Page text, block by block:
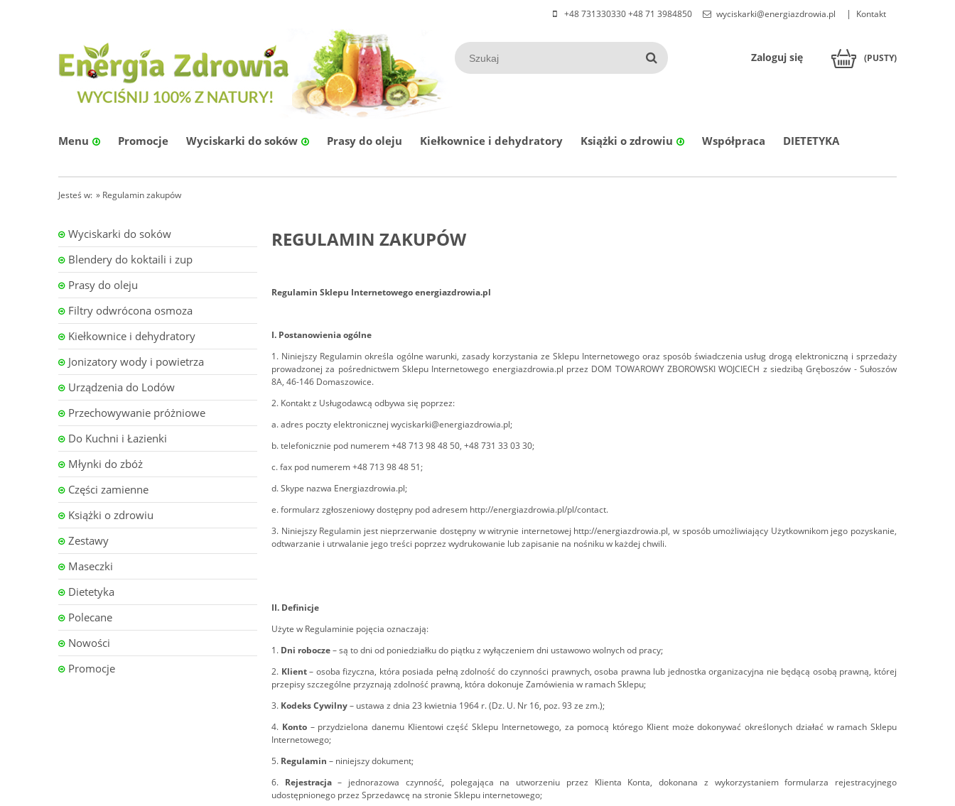
+48 731330330 +48 71 3984850 wyciskarki@energiazdrowia.pl Kontakt
(PUSTY)
Zaloguj się
Menu Promocje Wyciskarki do soków Prasy do oleju Kiełkownice i dehydratory Książki o zdrowiu Współpraca DIETETYKA
Jesteś w: » Regulamin zakupów
Wyciskarki do soków
Blendery do koktaili i zup
Prasy do oleju
Filtry odwrócona osmoza
Kiełkownice i dehydratory
Jonizatory wody i powietrza
Urządzenia do Lodów
Przechowywanie próżniowe
Do Kuchni i Łazienki
Młynki do zbóż
Części zamienne
Książki o zdrowiu
Zestawy
Maseczki
Dietetyka
Polecane
Nowości
Promocje
REGULAMIN ZAKUPÓW
Regulamin Sklepu Internetowego energiazdrowia.pl
I. Postanowienia ogólne
1. Niniejszy Regulamin określa ogólne warunki, zasady korzystania ze Sklepu Internetowego oraz sposób świadczenia usług drogą elektroniczną i sprzedaży
prowadzonej za pośrednictwem Sklepu Internetowego energiazdrowia.pl przez DOM TOWAROWY ZBOROWSKI WOJCIECH z siedzibą Gręboszów - Sułoszów
8A, 46-146 Domaszowice.
2. Kontakt z Usługodawcą odbywa się poprzez:
a. adres poczty elektronicznej wyciskarki@energiazdrowia.pl;
b. telefonicznie pod numerem +48 713 98 48 50, +48 731 33 03 30;
c. fax pod numerem +48 713 98 48 51;
d. Skype nazwa Energiazdrowia.pl;
e. formularz zgłoszeniowy dostępny pod adresem http://energiazdrowia.pl/pl/contact.
3. Niniejszy Regulamin jest nieprzerwanie dostępny w witrynie internetowej http://energiazdrowia.pl, w sposób umożliwiający Użytkownikom jego pozyskanie,
odtwarzanie i utrwalanie jego treści poprzez wydrukowanie lub zapisanie na nośniku w każdej chwili.
II. Definicje
Użyte w Regulaminie pojęcia oznaczają:
1. Dni robocze– są to dni od poniedziałku do piątku z wyłączeniem dni ustawowo wolnych od pracy;
2. Klient– osoba fizyczna, która posiada pełną zdolność do czynności prawnych, osoba prawna lub jednostka organizacyjna nie będącą osobą prawną, której
przepisy szczególne przyznają zdolność prawną, która dokonuje Zamówienia w ramach Sklepu;
3. Kodeks Cywilny– ustawa z dnia 23 kwietnia 1964 r. (Dz. U. Nr 16, poz. 93 ze zm.);
4. Konto – przydzielona danemu Klientowi część Sklepu Internetowego, za pomocą którego Klient może dokonywać określonych działać w ramach Sklepu
Internetowego;
5. Regulamin – niniejszy dokument;
6. Rejestracja– jednorazowa czynność, polegająca na utworzeniu przez Klienta Konta, dokonana z wykorzystaniem formularza rejestracyjnego
udostępnionego przez Sprzedawcę na stronie Sklepu internetowego;